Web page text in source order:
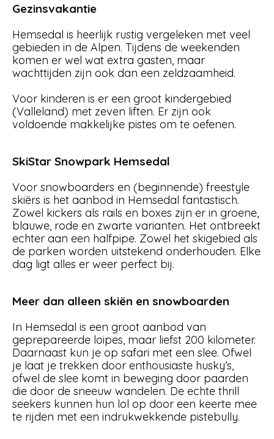
Gezinsvakantie
Hemsedal is heerlijk rustig vergeleken met veel
gebieden in de Alpen. Tijdens de weekenden
komen er wel wat extra gasten, maar
wachttijden zijn ook dan een zeldzaamheid.
Voor kinderen is er een groot kindergebied
(Valleland) met zeven liften. Er zijn ook
voldoende makkelijke pistes om te oefenen.
SkiStar Snowpark Hemsedal
Voor snowboarders en (beginnende) freestyle
skiërs is het aanbod in Hemsedal fantastisch.
Zowel kickers als rails en boxes zijn er in groene,
blauwe, rode en zwarte varianten. Het ontbreekt
echter aan een halfpipe. Zowel het skigebied als
de parken worden uitstekend onderhouden. Elke
dag ligt alles er weer perfect bij.
Meer dan alleen skiën en snowboarden
In Hemsedal is een groot aanbod van
geprepareerde loipes, maar liefst 200 kilometer.
Daarnaast kun je op safari met een slee. Ofwel
je laat je trekken door enthousiaste husky’s,
ofwel de slee komt in beweging door paarden
die door de sneeuw wandelen. De echte thrill
seekers kunnen hun lol op door een keerte mee
te rijden met een indrukwekkende pistebully.